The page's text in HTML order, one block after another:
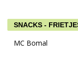
SNACKS -
MC Bomal